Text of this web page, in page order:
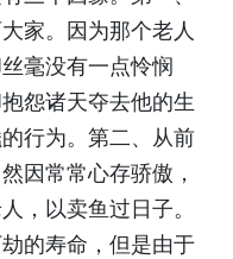
家。因为那个老人
毫没有一点怜悯
怨诸天夺去他的生
行为。第二、从前
因常常心存骄傲，
，以卖鱼过日子。
的寿命，但是由于